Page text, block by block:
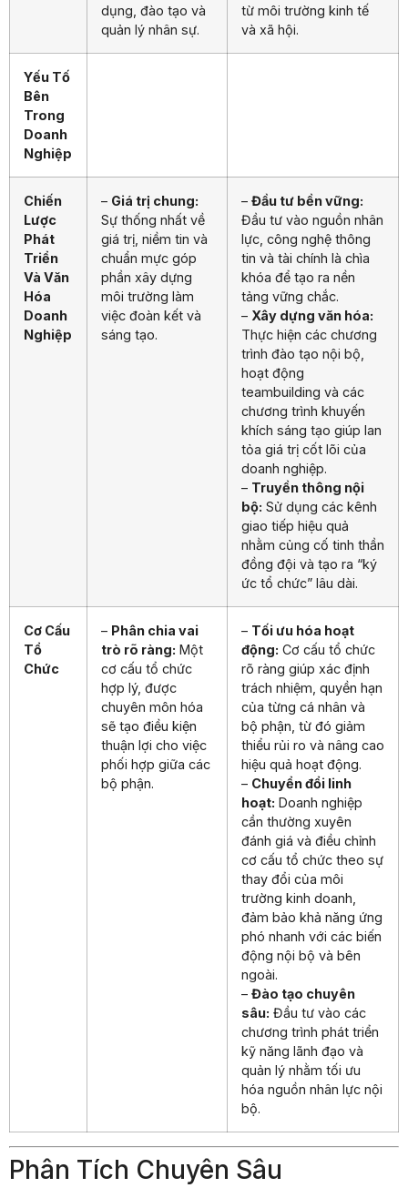
dụng, đào tạo và
quản lý nhân sự.
từ môi trường kinh tế
và xã hội.
Yếu Tố
Bên
Trong
Doanh
Nghiệp
Chiến
Lược
Phát
Triển
Và Văn
Hóa
Doanh
Nghiệp
– Giá trị chung:
Sự thống nhất về
giá trị, niềm tin và
chuẩn mực góp
phần xây dựng
môi trường làm
việc đoàn kết và
sáng tạo.
– Đầu tư bền vững:
Đầu tư vào nguồn nhân
lực, công nghệ thông
tin và tài chính là chìa
khóa để tạo ra nền
tảng vững chắc.
– Xây dựng văn hóa:
Thực hiện các chương
trình đào tạo nội bộ,
hoạt động
teambuilding và các
chương trình khuyến
khích sáng tạo giúp lan
tỏa giá trị cốt lõi của
doanh nghiệp.
– Truyền thông nội
bộ: Sử dụng các kênh
giao tiếp hiệu quả
nhằm củng cố tinh thần
đồng đội và tạo ra “ký
ức tổ chức” lâu dài.
Cơ Cấu
Tổ
Chức
– Phân chia vai
trò rõ ràng: Một
cơ cấu tổ chức
hợp lý, được
chuyên môn hóa
sẽ tạo điều kiện
thuận lợi cho việc
phối hợp giữa các
bộ phận.
– Tối ưu hóa hoạt
động: Cơ cấu tổ chức
rõ ràng giúp xác định
trách nhiệm, quyền hạn
của từng cá nhân và
bộ phận, từ đó giảm
thiểu rủi ro và nâng cao
hiệu quả hoạt động.
– Chuyển đổi linh
hoạt: Doanh nghiệp
cần thường xuyên
đánh giá và điều chỉnh
cơ cấu tổ chức theo sự
thay đổi của môi
trường kinh doanh,
đảm bảo khả năng ứng
phó nhanh với các biến
động nội bộ và bên
ngoài.
– Đào tạo chuyên
sâu: Đầu tư vào các
chương trình phát triển
kỹ năng lãnh đạo và
quản lý nhằm tối ưu
hóa nguồn nhân lực nội
bộ.
Phân Tích Chuyên Sâu